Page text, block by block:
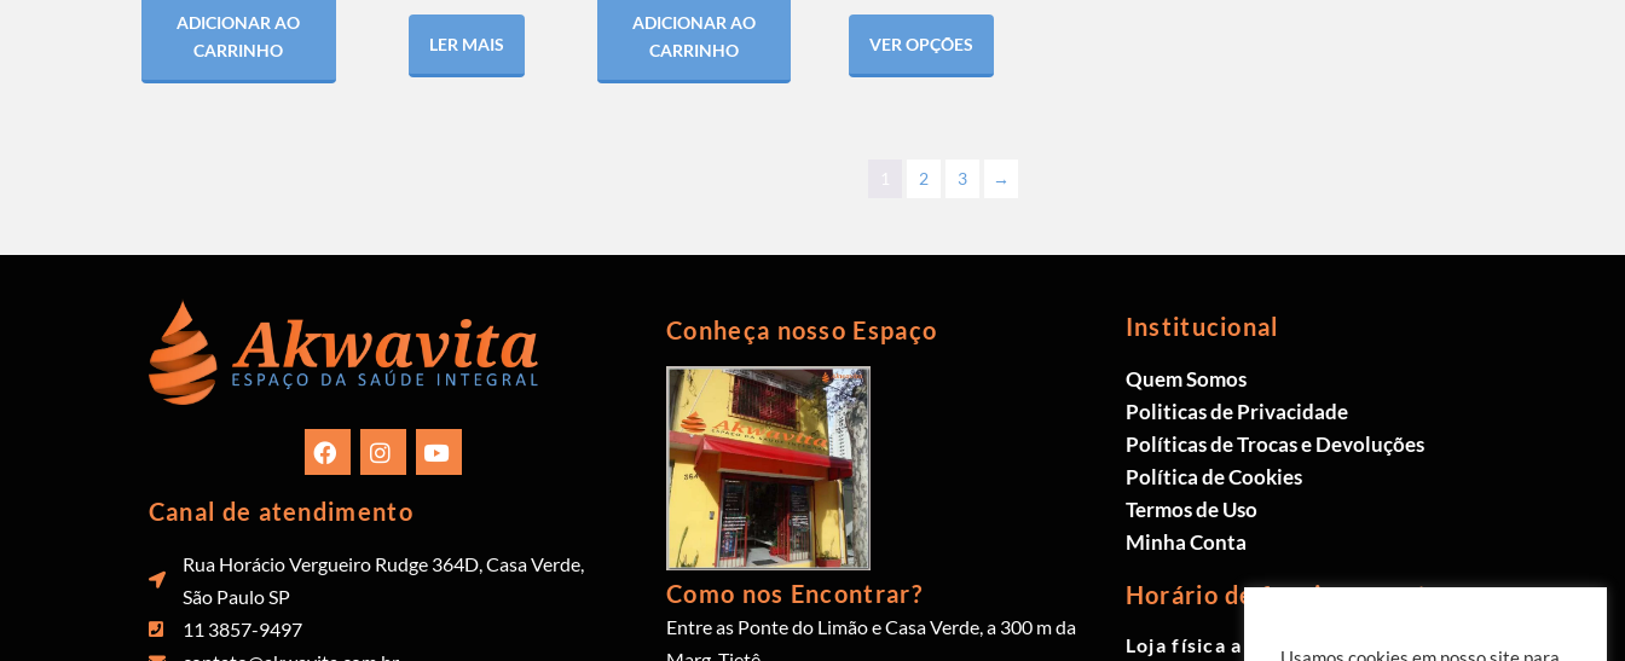
ADICIONAR AO
CARRINHO
LER MAIS
ADICIONAR AO
CARRINHO
VER OPÇÕES
1 2 3 →
Canal de atendimento
Rua Horácio Vergueiro Rudge 364D, Casa Verde,
São Paulo SP
11 3857-9497
Conheça nosso Espaço
Como nos Encontrar?
Entre as Ponte do Limão e Casa Verde, a 300 m da
Institucional
Quem Somos
Politicas de Privacidade
Políticas de Trocas e Devoluções
Política de Cookies
Termos de Uso
Minha Conta
Horário de funcionamento
Loja física aberta de Segunda à